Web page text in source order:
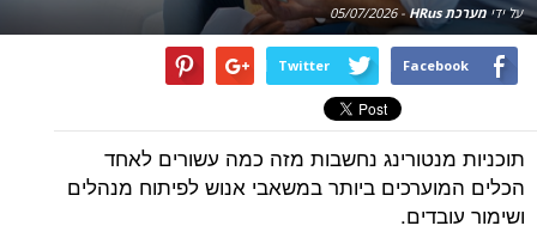
על ידי מערכת HRus -
05/07/2026
Facebook
Twitter
תוכניות מנטורינג נחשבות מזה כמה עשורים לאחד
הכלים המוערכים ביותר במשאבי אנוש לפיתוח מנהלים
ושימור עובדים.